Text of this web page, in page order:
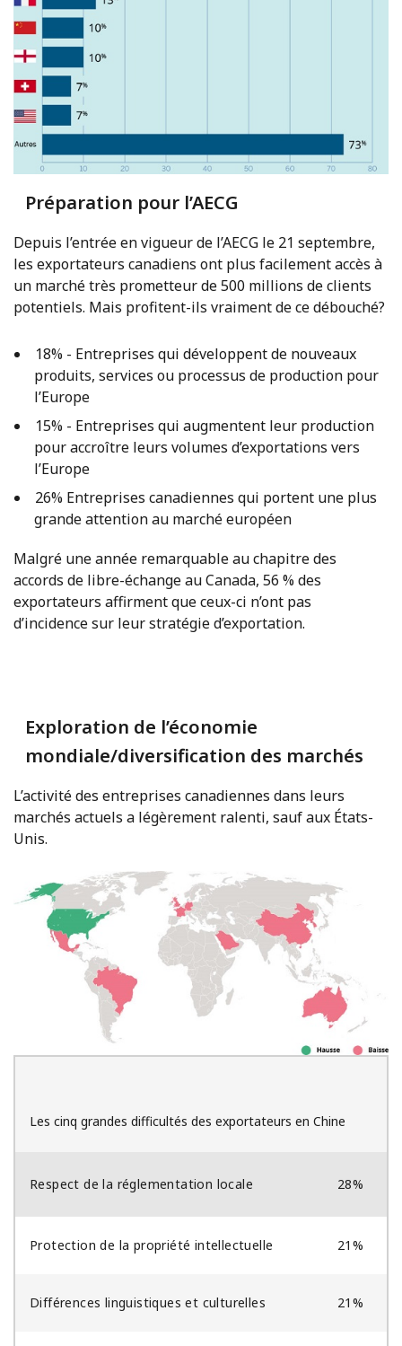
Préparation pour l’AECG
Depuis l’entrée en vigueur de l’AECG le 21 septembre,
les exportateurs canadiens ont plus facilement accès à
un marché très prometteur de 500 millions de clients
potentiels. Mais profitent-ils vraiment de ce débouché?
18% - Entreprises qui développent de nouveaux
produits, services ou processus de production pour
l’Europe
15% - Entreprises qui augmentent leur production
pour accroître leurs volumes d’exportations vers
l’Europe
26% Entreprises canadiennes qui portent une plus
grande attention au marché européen
Malgré une année remarquable au chapitre des
accords de libre-échange au Canada, 56 % des
exportateurs affirment que ceux-ci n’ont pas
d’incidence sur leur stratégie d’exportation.
Exploration de l’économie
mondiale/diversification des marchés
L’activité des entreprises canadiennes dans leurs
marchés actuels a légèrement ralenti, sauf aux États-
Unis.
Les cinq grandes difficultés des exportateurs en Chine
Respect de la réglementation locale 28%
Protection de la propriété intellectuelle 21%
Différences linguistiques et culturelles 21%